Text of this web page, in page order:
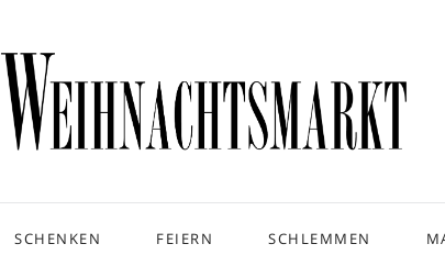
SCHENKEN FEIERN SCHLEMMEN